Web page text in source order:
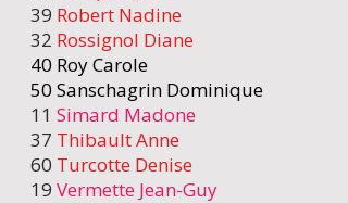
​ 39 Robert Nadine
32 Rossignol Diane
40 Roy Carole
50 Sanschagrin Dominique
11 Simard Madone
37 Thibault Anne
60 Turcotte Denise
19 Vermette Jean-Guy